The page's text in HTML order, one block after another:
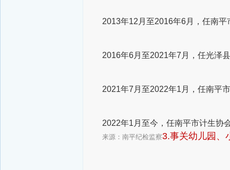
2013年12月至2016年6月，任南
2016年6月至2021年7月，任光泽
2021年7月至2022年1月，任南平
2022年1月至今，任南平市计生协
来源：南平纪检监察3.事关幼儿园、